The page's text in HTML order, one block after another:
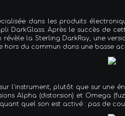
dans les produits
DarkGlass. Après le succès de
la Sterling DarkRay, une
du commun dans une basse
l'instrument, plutôt que sur une
Alpha (distorsion) et Omega
quel son est activé : pas de